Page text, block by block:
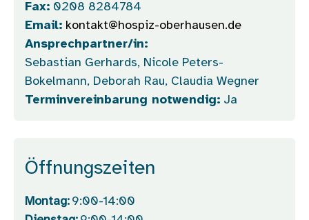
Fax: 0208 8284784
Email: kontakt@hospiz-oberhausen.de
Ansprechpartner/in:
Sebastian Gerhards, Nicole Peters-
Bokelmann, Deborah Rau, Claudia Wegner
Terminvereinbarung notwendig: Ja
Öffnungszeiten
Montag: 9:00-14:00